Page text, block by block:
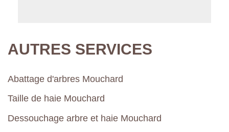
AUTRES SERVICES
Abattage d'arbres Mouchard
Taille de haie Mouchard
Dessouchage arbre et haie Mouchard